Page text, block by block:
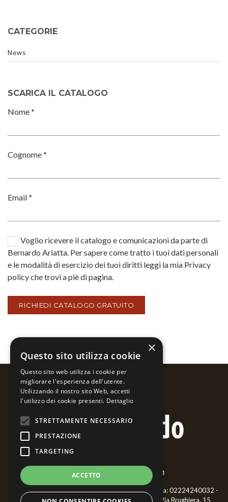
CATEGORIE
News
SCARICA IL CATALOGO
Nome *
Cognome *
Email *
Voglio ricevere il catalogo e comunicazioni da parte di
Bernardo Ariatta. Per sapere come tratto i tuoi dati personali
e le modalità di esercizio dei tuoi diritti leggi la mia Privacy
policy che trovi a piè di pagina.
Bernardo Ariatta - Pittore iperrealista - ©2018 P.iva: 02224240032 -
CF: RTTBNR66L02F952P - Cell.3468477006 - Via Brughiera, 15
×
Questo sito utilizza cookie
Questo sito web utilizza i cookie per
migliorare l'esperienza dell'utente.
Utilizzando il nostro sito Web, accetti
l'utilizzo dei cookie presenti. Dettaglio
STRETTAMENTE NECESSARIO
PRESTAZIONE
TARGETING
ACCETTO